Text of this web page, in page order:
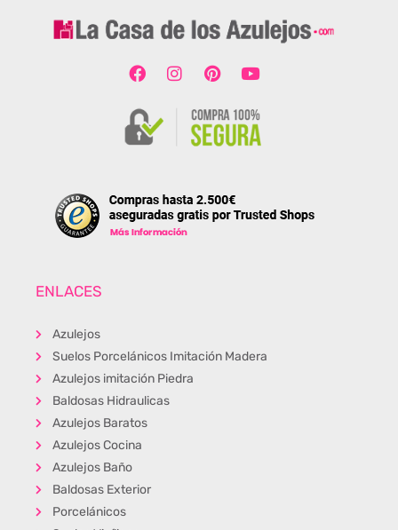
ENLACES
Azulejos
Suelos Porcelánicos Imitación Madera
Azulejos imitación Piedra
Baldosas Hidraulicas
Azulejos Baratos
Azulejos Cocina
Azulejos Baño
Baldosas Exterior
Porcelánicos